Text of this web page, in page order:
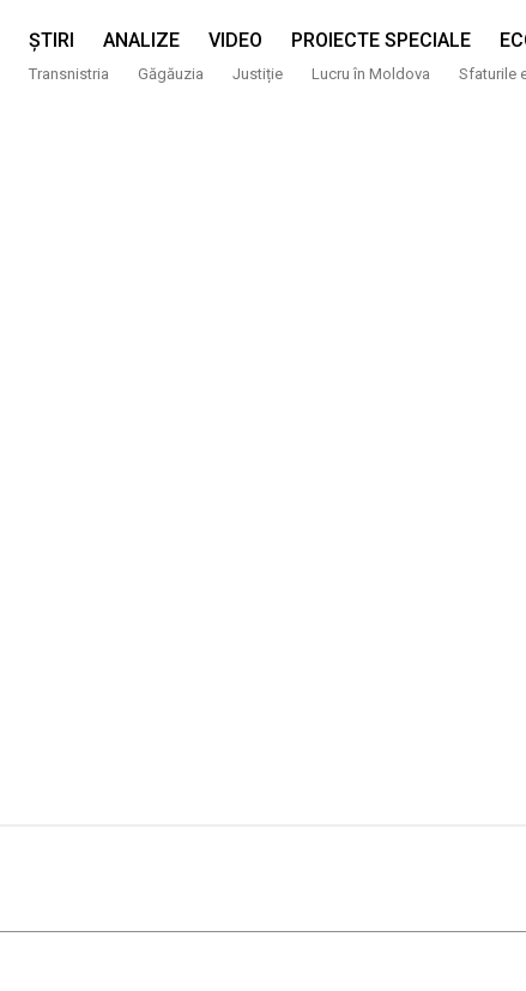
ȘTIRI ANALIZE VIDEO PROIECTE SPECIALE
Transnistria Găgăuzia Justiție Lucru în Moldova Sfaturile